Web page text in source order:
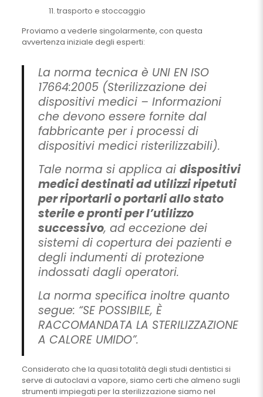
trasporto e stoccaggio
Proviamo a vederle singolarmente, con questa
avvertenza iniziale degli esperti:
La norma tecnica è UNI EN ISO
17664:2005 (Sterilizzazione dei
dispositivi medici – Informazioni
che devono essere fornite dal
fabbricante per i processi di
dispositivi medici risterilizzabili).
Tale norma si applica ai dispositivi
medici destinati ad utilizzi ripetuti
per riportarli o portarli allo stato
sterile e pronti per l’utilizzo
successivo, ad eccezione dei
sistemi di copertura dei pazienti e
degli indumenti di protezione
indossati dagli operatori.
La norma specifica inoltre quanto
segue: “SE POSSIBILE, È
RACCOMANDATA LA STERILIZZAZIONE
A CALORE UMIDO”.
Considerato che la quasi totalità degli studi dentistici si
serve di autoclavi a vapore, siamo certi che almeno sugli
strumenti impiegati per la sterilizzazione siamo nel